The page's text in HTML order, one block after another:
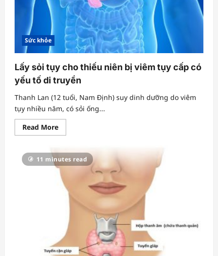
Sức khỏe
Lấy sỏi tụy cho thiếu niên bị viêm tụy cấp có
yếu tố di truyền
Thanh Lan (12 tuổi, Nam Định) suy dinh dưỡng do viêm
tụy nhiều năm, có sỏi ống...
Read MoreRead
more
sỏi
tụy
cho
thiếu
niên
bị
viêm
tụy
yếu
di
truyền
11 minutes read